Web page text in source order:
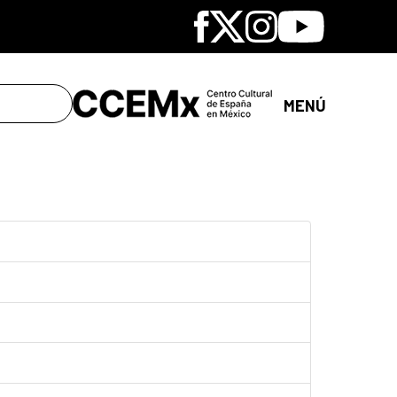
Facebook
X Instagram
Youtube
MENÚ